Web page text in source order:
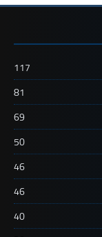
117
81
69
50
46
46
40